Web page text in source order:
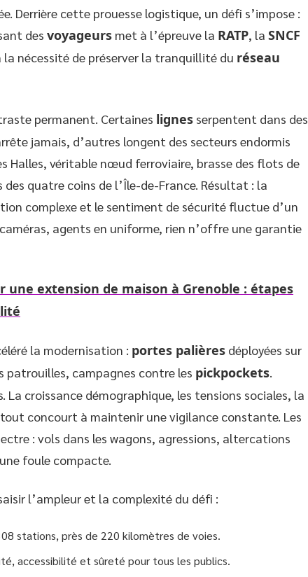
Derrière cette prouesse logistique, un défi s’impose :
des voyageurs met à l’épreuve la RATP, la SNCF
nécessité de préserver la tranquillité du réseau
permanent. Certaines lignes serpentent dans des
jamais, d’autres longent des secteurs endormis
Halles, véritable nœud ferroviaire, brasse des flots de
quatre coins de l’Île-de-France. Résultat : la
complexe et le sentiment de sécurité fluctue d’un
agents en uniforme, rien n’offre une garantie
une extension de maison à Grenoble : étapes
la modernisation : portes palières déployées sur
campagnes contre les pickpockets
croissance démographique, les tensions sociales, la
concourt à maintenir une vigilance constante. Les
: vols dans les wagons, agressions, altercations
foule compacte.
l’ampleur et la complexité du défi :
stations, près de 220 kilomètres de voies.
accessibilité et sûreté pour tous les publics.